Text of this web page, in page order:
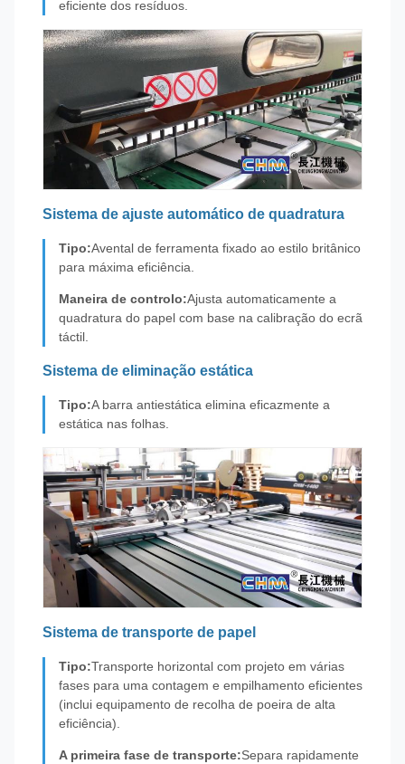
eficiente dos resíduos.
Sistema de ajuste automático de quadratura
Tipo:Avental de ferramenta fixado ao estilo britânico
para máxima eficiência.
Maneira de controlo:Ajusta automaticamente a
quadratura do papel com base na calibração do ecrã
táctil.
Sistema de eliminação estática
Tipo:A barra antiestática elimina eficazmente a
estática nas folhas.
Sistema de transporte de papel
Tipo:Transporte horizontal com projeto em várias
fases para uma contagem e empilhamento eficientes
(inclui equipamento de recolha de poeira de alta
eficiência).
A primeira fase de transporte:Separa rapidamente